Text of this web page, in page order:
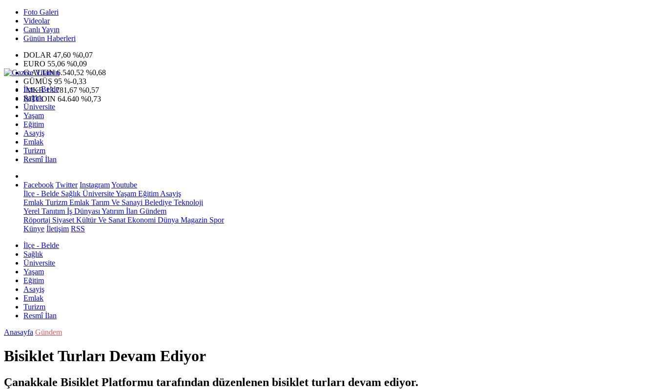
Foto Galeri
Videolar
Canlı Yayın
Günün Haberleri
DOLAR 47,60 %0,07
EURO 55,06 %0,09
G.ALTIN6.540,52 %0,68
GÜMÜŞ 95 %-0,33
IMKB13.781,67 %0,57
BITCOIN 64.640 %0,73
İlçe - Belde
Sağlık
Üniversite
Yaşam
Eğitim
Asayiş
Emlak
Turizm
Resmî İlan
Facebook Twitter InstagramYoutube
İlçe - Belde Sağlık ÜniversiteYaşam Eğitim Asayiş
Emlak Turizm Emlak Tarım Ve Sanayi Belediye Teknoloji
Yerel Tanıtım İş Dünyası Yatırım İlan Gündem
Röportaj Siyaset Kültür Ve Sanat Ekonomi Dünya Magazin Spor
Künye İletişim RSS
İlçe - Belde
Sağlık
Üniversite
Yaşam
Eğitim
Asayiş
Emlak
Turizm
Resmî İlan
Anasayfa Gündem
Bisiklet Turları Devam Ediyor
Çanakkale Bisiklet Platformu tarafından düzenlenen bisiklet turları devam ediyor.